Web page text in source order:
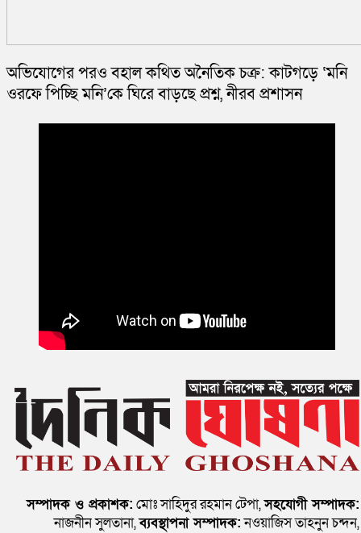
অভিযোগের পরও বহাল কথিত অনৈতিক চক্র: কাটগড়ে ‘মনি
ওরফে পিচ্ছি মনি’কে ঘিরে বাড়ছে প্রশ্ন, নীরব প্রশাসন
সম্পাদক ও প্রকাশক: মোঃ সাহিদুর রহমান টেপা,সহযোগী সম্পাদক:
নাজনীন সুলতানা,ব্যবস্থাপনা সম্পাদক:নওয়াজিস তাহনুন চন্দন,